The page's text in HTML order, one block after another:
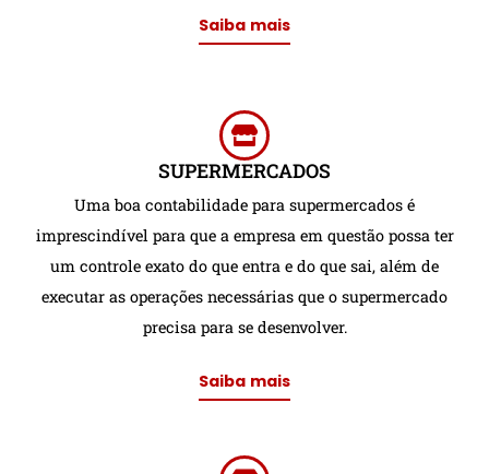
Saiba mais
SUPERMERCADOS
Uma boa contabilidade para supermercados é
imprescindível para que a empresa em questão possa ter
um controle exato do que entra e do que sai, além de
executar as operações necessárias que o supermercado
precisa para se desenvolver.
Saiba mais